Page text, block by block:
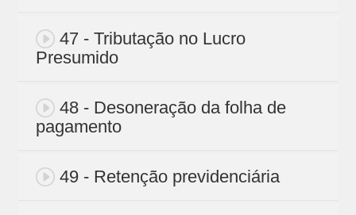
47 - Tributação no Lucro
Presumido
48 - Desoneração da folha de
pagamento
49 - Retenção previdenciária